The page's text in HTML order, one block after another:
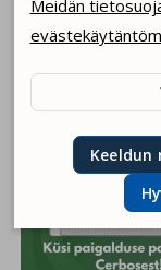
Meidän
Käytämme
pakolliset
Hyväksyn
esimerkiksi